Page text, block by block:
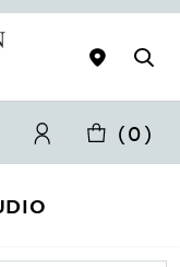
(0)